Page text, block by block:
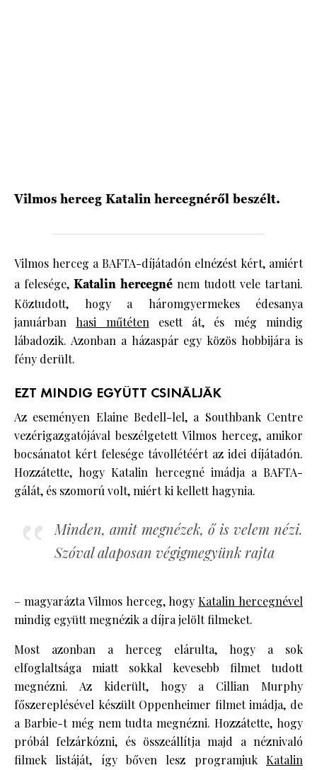
Vilmos herceg Katalin hercegnéről beszélt.
Vilmos herceg a BAFTA-díjátadón elnézést kért, amiért
a felesége, Katalin hercegné nem tudott vele tartani.
Köztudott, hogy a háromgyermekes édesanya
januárban hasi műtétenesett át, és még mindig
lábadozik. Azonban a házaspár egy közös hobbijára is
fény derült.
EZT MINDIG EGYÜTT CSINÁLJÁK
Az eseményen Elaine Bedell-lel, a Southbank Centre
vezérigazgatójával beszélgetett Vilmos herceg, amikor
bocsánatot kért felesége távollétéért az idei díjátadón.
Hozzátette, hogy Katalin hercegné imádja a BAFTA-
gálát, és szomorú volt, miért ki kellett hagynia.
Minden, amit megnézek, ő is velem nézi.
Szóval alaposan végigmegyünk rajta
– magyarázta Vilmos herceg, hogyKatalin hercegnével
mindig együtt megnézik a díjra jelölt filmeket.
Most azonban a herceg elárulta, hogy a sok
elfoglaltsága miatt sokkal kevesebb filmet tudott
megnézni. Az kiderült, hogy a Cillian Murphy
főszereplésével készült Oppenheimer filmet imádja, de
a Barbie-t még nem tudta megnézni. Hozzátette, hogy
próbál felzárkózni, és összeállítja majd a néznivaló
filmek listáját, így bőven lesz programjuk Katalin